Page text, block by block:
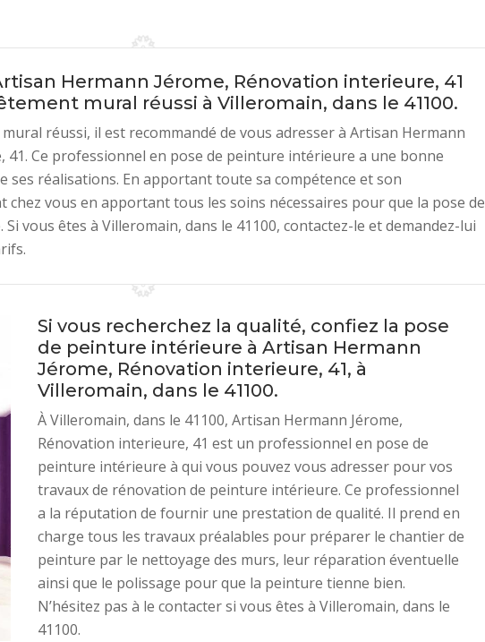
Hermann Jérome, Rénovation interieure, 41
mural réussi à Villeromain, dans le 41100.
réussi, il est recommandé de vous adresser à Artisan Hermann
41. Ce professionnel en pose de peinture intérieure a une bonne
ses réalisations. En apportant toute sa compétence et son
vous en apportant tous les soins nécessaires pour que la pose de
vous êtes à Villeromain, dans le 41100, contactez-le et demandez-lui
Si vous recherchez la qualité, confiez la pose
de peinture intérieure à Artisan Hermann
Jérome, Rénovation interieure, 41, à
Villeromain, dans le 41100.
À Villeromain, dans le 41100, Artisan Hermann Jérome,
Rénovation interieure, 41 est un professionnel en pose de
peinture intérieure à qui vous pouvez vous adresser pour vos
travaux de rénovation de peinture intérieure. Ce professionnel
a la réputation de fournir une prestation de qualité. Il prend en
charge tous les travaux préalables pour préparer le chantier de
peinture par le nettoyage des murs, leur réparation éventuelle
ainsi que le polissage pour que la peinture tienne bien.
N’hésitez pas à le contacter si vous êtes à Villeromain, dans le
41100.